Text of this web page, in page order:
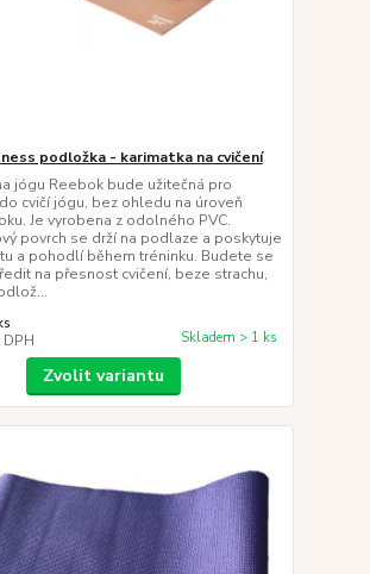
podložka - karimatka na cvičení
jógu Reebok bude užitečná pro
cvičí jógu, bez ohledu na úroveň
Je vyrobena z odolného PVC.
povrch se drží na podlaze a poskytuje
a pohodlí během tréninku. Budete se
na přesnost cvičení, beze strachu,
Skladem > 1 ks
Zvolit variantu